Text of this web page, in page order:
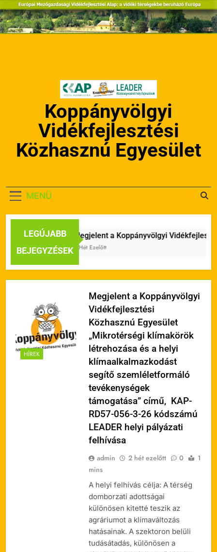
Ugrás
a
tartalomra
Koppányvölgyi
Vidékfejlesztési
Közhasznú Egyesület
MENÜ
LEGÚJABB
BEJEGYZÉSEK
Megjelent a Koppányvölgyi
2 Hét Ezelőtt
HÍREK
Megjelent a Koppányvölgyi
Vidékfejlesztési
Közhasznú Egyesület
„Mikrotérségi klímakörök
létrehozása és a helyi
klímaalkalmazkodást
segítő szemléletformáló
tevékenységek
támogatása” című, KAP-
RD57-056-3-26 kódszámú
LEADER helyi pályázati
felhívása
admin 2 hét ezelőtt 0
1
mins
A helyi felhívás célja: A térség
domborzati adottságai
különösen kitetté teszik az
agráriumot a klímaváltozás
hatásainak. A szektoron belüli
tudásátadás, különösen a